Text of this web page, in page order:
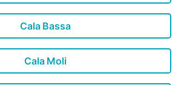
Cala Bassa
Cala Moli